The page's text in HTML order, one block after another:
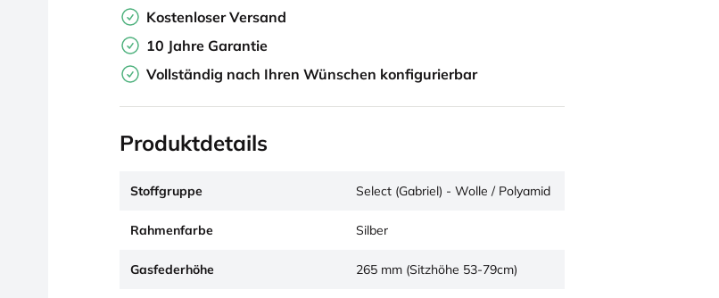
Kostenloser Versand
10 Jahre Garantie
Vollständig nach Ihren Wünschen konfigurierbar
Produktdetails
Stoffgruppe Select (Gabriel) - Wolle / Polyamid
Rahmenfarbe Silber
Gasfederhöhe 265 mm (Sitzhöhe 53-79cm)